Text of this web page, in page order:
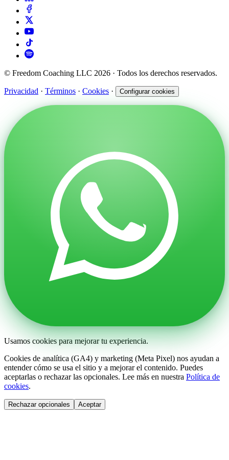
© Freedom Coaching LLC 2026 · Todos los derechos reservados.
Privacidad · Términos · Cookies · Configurar cookies
Usamos cookies para mejorar tu experiencia.
Cookies de analítica (GA4) y marketing (Meta Pixel) nos ayudan a
entender cómo se usa el sitio y a mejorar el contenido. Puedes
aceptarlas o rechazar las opcionales. Lee más en nuestra Política de
cookies.
Rechazar opcionales Aceptar